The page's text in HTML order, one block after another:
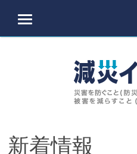
MENU
新着情報